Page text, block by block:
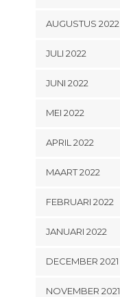
AUGUSTUS 2022
JULI 2022
JUNI 2022
MEI 2022
APRIL 2022
MAART 2022
FEBRUARI 2022
JANUARI 2022
DECEMBER 2021
NOVEMBER 2021